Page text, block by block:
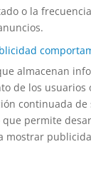
o la
almacenan
de los usuarios
continuada de
que permite
mostrar